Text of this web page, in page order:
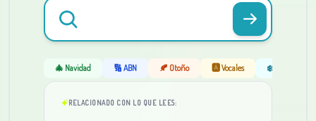
🎄 Navidad 🔢 ABN 🍂 Otoño 🅰️ Vocales ❄️ Invierno
RELACIONADO CON LO QUE LEES: